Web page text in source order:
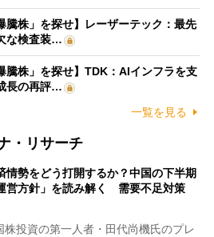
騰株」を探せ】レーザーテック：最先
な検査装…
騰株」を探せ】TDK：AIインフラを支
長の再評…
一覧を見る
・リサーチ
情勢をどう打開するか？中国の下半期
営方針」を読み解く 需要不足対策
投資の第一人者・田代尚機氏のプレ